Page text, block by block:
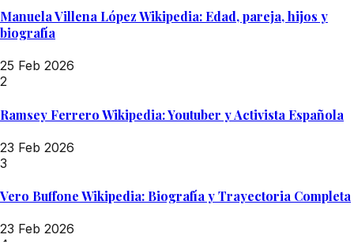
Manuela Villena López Wikipedia: Edad, pareja, hijos y
biografía
25 Feb 2026
2
Ramsey Ferrero Wikipedia: Youtuber y Activista Española
23 Feb 2026
3
Vero Buffone Wikipedia: Biografía y Trayectoria Completa
23 Feb 2026